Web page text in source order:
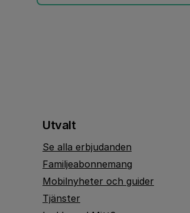
Utvalt
Se alla erbjudanden
Familjeabonnemang
Mobilnyheter och guider
Tjänster